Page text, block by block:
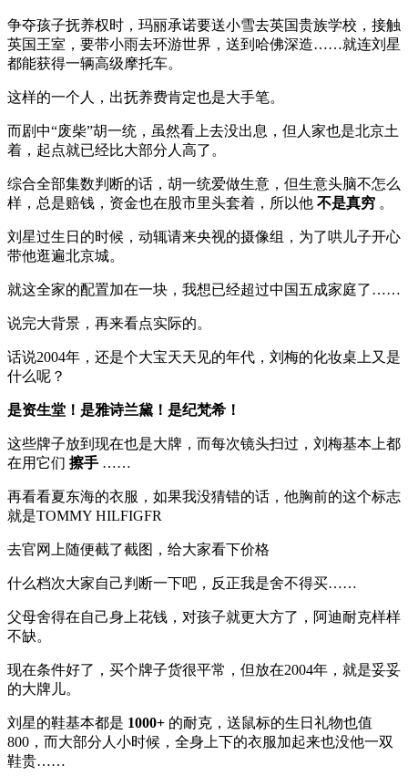
争夺孩子抚养权时，玛丽承诺要送小雪去英国贵族学校，接触
英国王室，要带小雨去环游世界，送到哈佛深造……就连刘星
都能获得一辆高级摩托车。
这样的一个人，出抚养费肯定也是大手笔。
而剧中“废柴”胡一统，虽然看上去没出息，但人家也是北京土
着，起点就已经比大部分人高了。
综合全部集数判断的话，胡一统爱做生意，但生意头脑不怎么
样，总是赔钱，资金也在股市里头套着，所以他 不是真穷 。
刘星过生日的时候，动辄请来央视的摄像组，为了哄儿子开心
带他逛遍北京城。
就这全家的配置加在一块，我想已经超过中国五成家庭了……
说完大背景，再来看点实际的。
话说2004年，还是个大宝天天见的年代，刘梅的化妆桌上又是
什么呢？
是资生堂！是雅诗兰黛！是纪梵希！
这些牌子放到现在也是大牌，而每次镜头扫过，刘梅基本上都
在用它们 擦手 ……
再看看夏东海的衣服，如果我没猜错的话，他胸前的这个标志
就是TOMMY HILFIGFR
去官网上随便截了截图，给大家看下价格
什么档次大家自己判断一下吧，反正我是舍不得买……
父母舍得在自己身上花钱，对孩子就更大方了，阿迪耐克样样
不缺。
现在条件好了，买个牌子货很平常，但放在2004年，就是妥妥
的大牌儿。
刘星的鞋基本都是 1000+ 的耐克，送鼠标的生日礼物也值
800，而大部分人小时候，全身上下的衣服加起来也没他一双
鞋贵……